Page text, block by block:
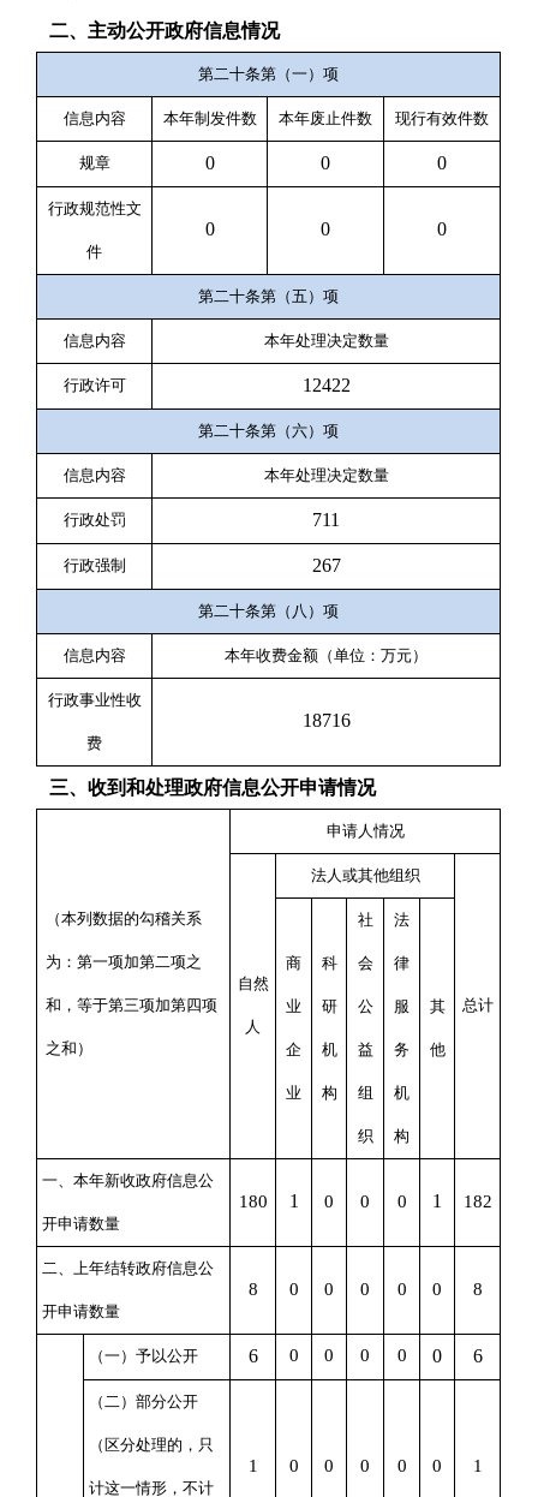
二、主动公开政府信息情况
第二十条第（一）项
信息内容 本年制 发件数 本年废止件数 现行有效件数
规章 0 0 0
行政规范性文
件
0 0 0
第二十条第（五）项
信息内容 本年处理决定数量
行政许可 12422
第二十条第（六）项
信息内容 本年处理决定数量
行政处罚 711
行政强制 267
第二十条第（八）项
信息内容 本年收费金额（单位：万元）
行政事业性收
费
18716
三、收到和处理政府信息公开申请情况
（本列数据的勾稽关系
为：第一项加第二项之
和，等于第三项加第四项
之和）
申请人情况
自然
人
法人或其他组织
总计
商
业
企
业
科
研
机
构
社
会
公
益
组
织
法
律
服
务
机
构
其
他
一、本年新收政府信息公
开申请数量
180 1 0 0 0 1 182
二、上年结转政府信息公
开申请数量
8 0 0 0 0 0 8
（一）予以公开 6 0 0 0 0 0 6
（二）部分公开
（区分处理的，只
计这一情形，不计
1 0 0 0 0 0 1